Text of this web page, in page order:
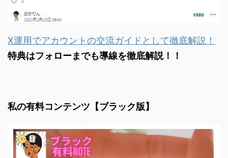
X運用でアカウントの交流ガイドとして徹底解説！
特典はフォローまでも導線を徹底解説！！
私の有料コンテンツ【ブラック版】